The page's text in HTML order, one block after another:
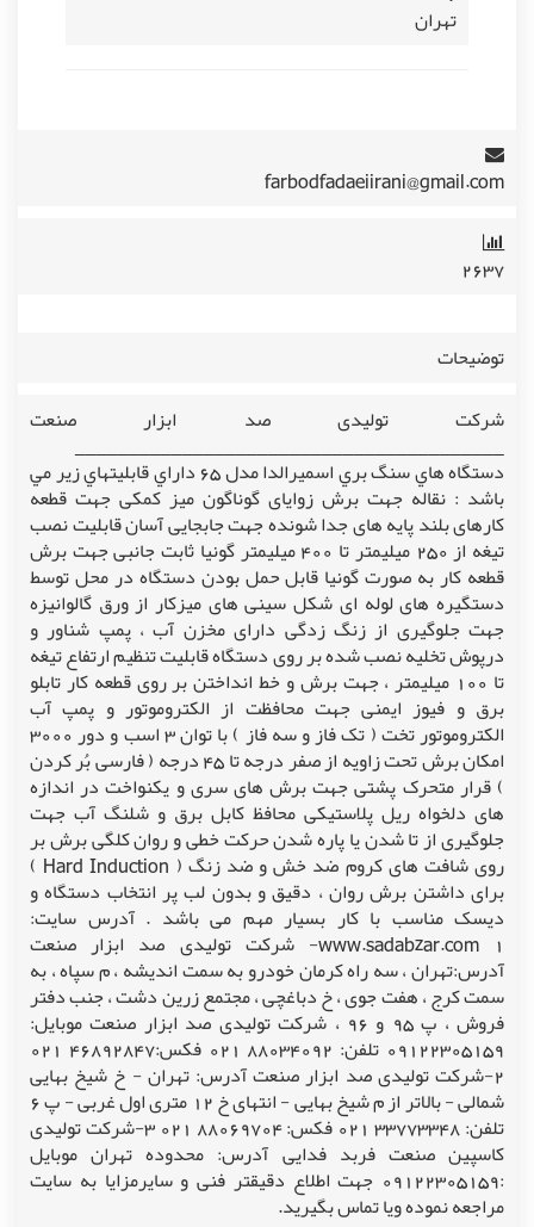
تهران
farbodfadaeiirani@gmail.com
۲۶۳۷
توضیحات
شرکت تولیدی صد ابزار صنعت
________________________________________
دستگاه هاي سنگ بري اسميرالدا مدل 65 داراي قابليتهاي زير مي
باشد : نقاله جهت برش زوایای گوناگون میز کمکی جهت قطعه
کارهای بلند پایه های جدا شونده جهت جابجایی آسان قابلیت نصب
تیغه از 250 میلیمتر تا 400 میلیمتر گونیا ثابت جانبی جهت برش
قطعه کار به صورت گونیا قابل حمل بودن دستگاه در محل توسط
دستگیره های لوله ای شکل سینی های میزکار از ورق گالوانیزه
جهت جلوگیری از زنگ زدگی دارای مخزن آب ، پمپ شناور و
درپوش تخلیه نصب شده بر روی دستگاه قابلیت تنظیم ارتفاع تیغه
تا 100 میلیمتر ، جهت برش و خط انداختن بر روی قطعه کار تابلو
برق و فیوز ایمنی جهت محافظت از الکتروموتور و پمپ آب
الکتروموتور تخت ( تک فاز و سه فاز ) با توان 3 اسب و دور 3000
امکان برش تحت زاویه از صفر درجه تا 45 درجه ( فارسی بُر کردن
) قرار متحرک پشتی جهت برش های سری و یکنواخت در اندازه
های دلخواه ریل پلاستیکی محافظ کابل برق و شلنگ آب جهت
جلوگیری از تا شدن یا پاره شدن حرکت خطی و روان کلگی برش بر
روی شافت های کروم ضد خش و ضد زنگ ( Hard Induction )
برای داشتن برش روان ، دقیق و بدون لب پر انتخاب دستگاه و
دیسک مناسب با کار بسیار مهم می باشد . آدرس سایت:
www.sadabzar.com 1- شرکت تولیدی صد ابزار صنعت
آدرس:تهران ، سه راه کرمان خودرو به سمت اندیشه ، م سپاه ، به
سمت کرج ، هفت جوی ، خ دباغچی ، مجتمع زرین دشت ، جنب دفتر
فروش ، پ 95 و 96 ، شرکت تولیدی صد ابزار صنعت موبایل:
09122305159 تلفن: 88034092 021 فکس:46892847 021
2-شرکت تولیدی صد ابزار صنعت آدرس: تهران - خ شیخ بهایی
شمالی - بالاتر از م شیخ بهایی - انتهای خ 12 متری اول غربی - پ 6
تلفن: 33773348 021 فکس: 88069704 021 3-شرکت تولیدی
کاسپین صنعت فربد فدایی آدرس: محدوده تهران موبایل
:09122305159 جهت اطلاع دقیقتر فنی و سایرمزایا به سایت
مراجعه نموده ویا تماس بگیرید.